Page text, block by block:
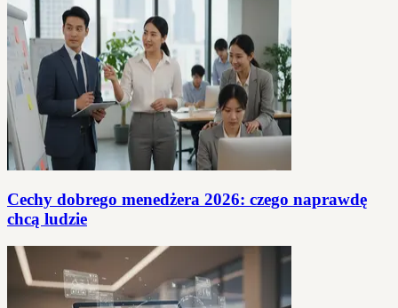
Cechy dobrego menedżera 2026: czego naprawdę
chcą ludzie